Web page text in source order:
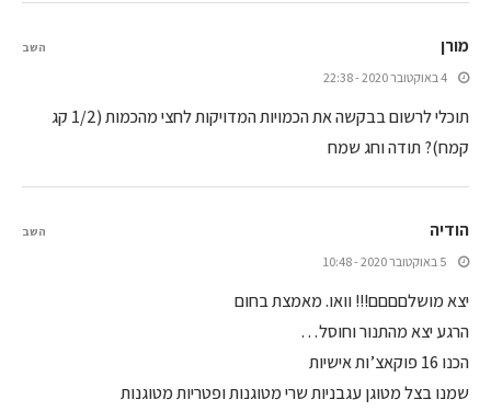
מורן
4 באוקטובר 2020 - 22:38
תוכלי לרשום בבקשה את הכמויות המדויקות לחצי מהכמות (1/2 קג
קמח)? תודה וחג שמח
השב
הודיה
5 באוקטובר 2020 - 10:48
יצא מושלםםםם!!! וואו. מאמצת בחום
הרגע יצא מהתנור וחוסל…
הכנו 16 פוקאצ’ות אישיות
שמנו בצל מטוגן עגבניות שרי מטוגנות ופטריות מטוגנות
השב